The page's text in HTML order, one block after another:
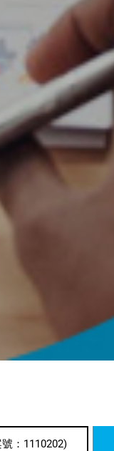
：1110202)